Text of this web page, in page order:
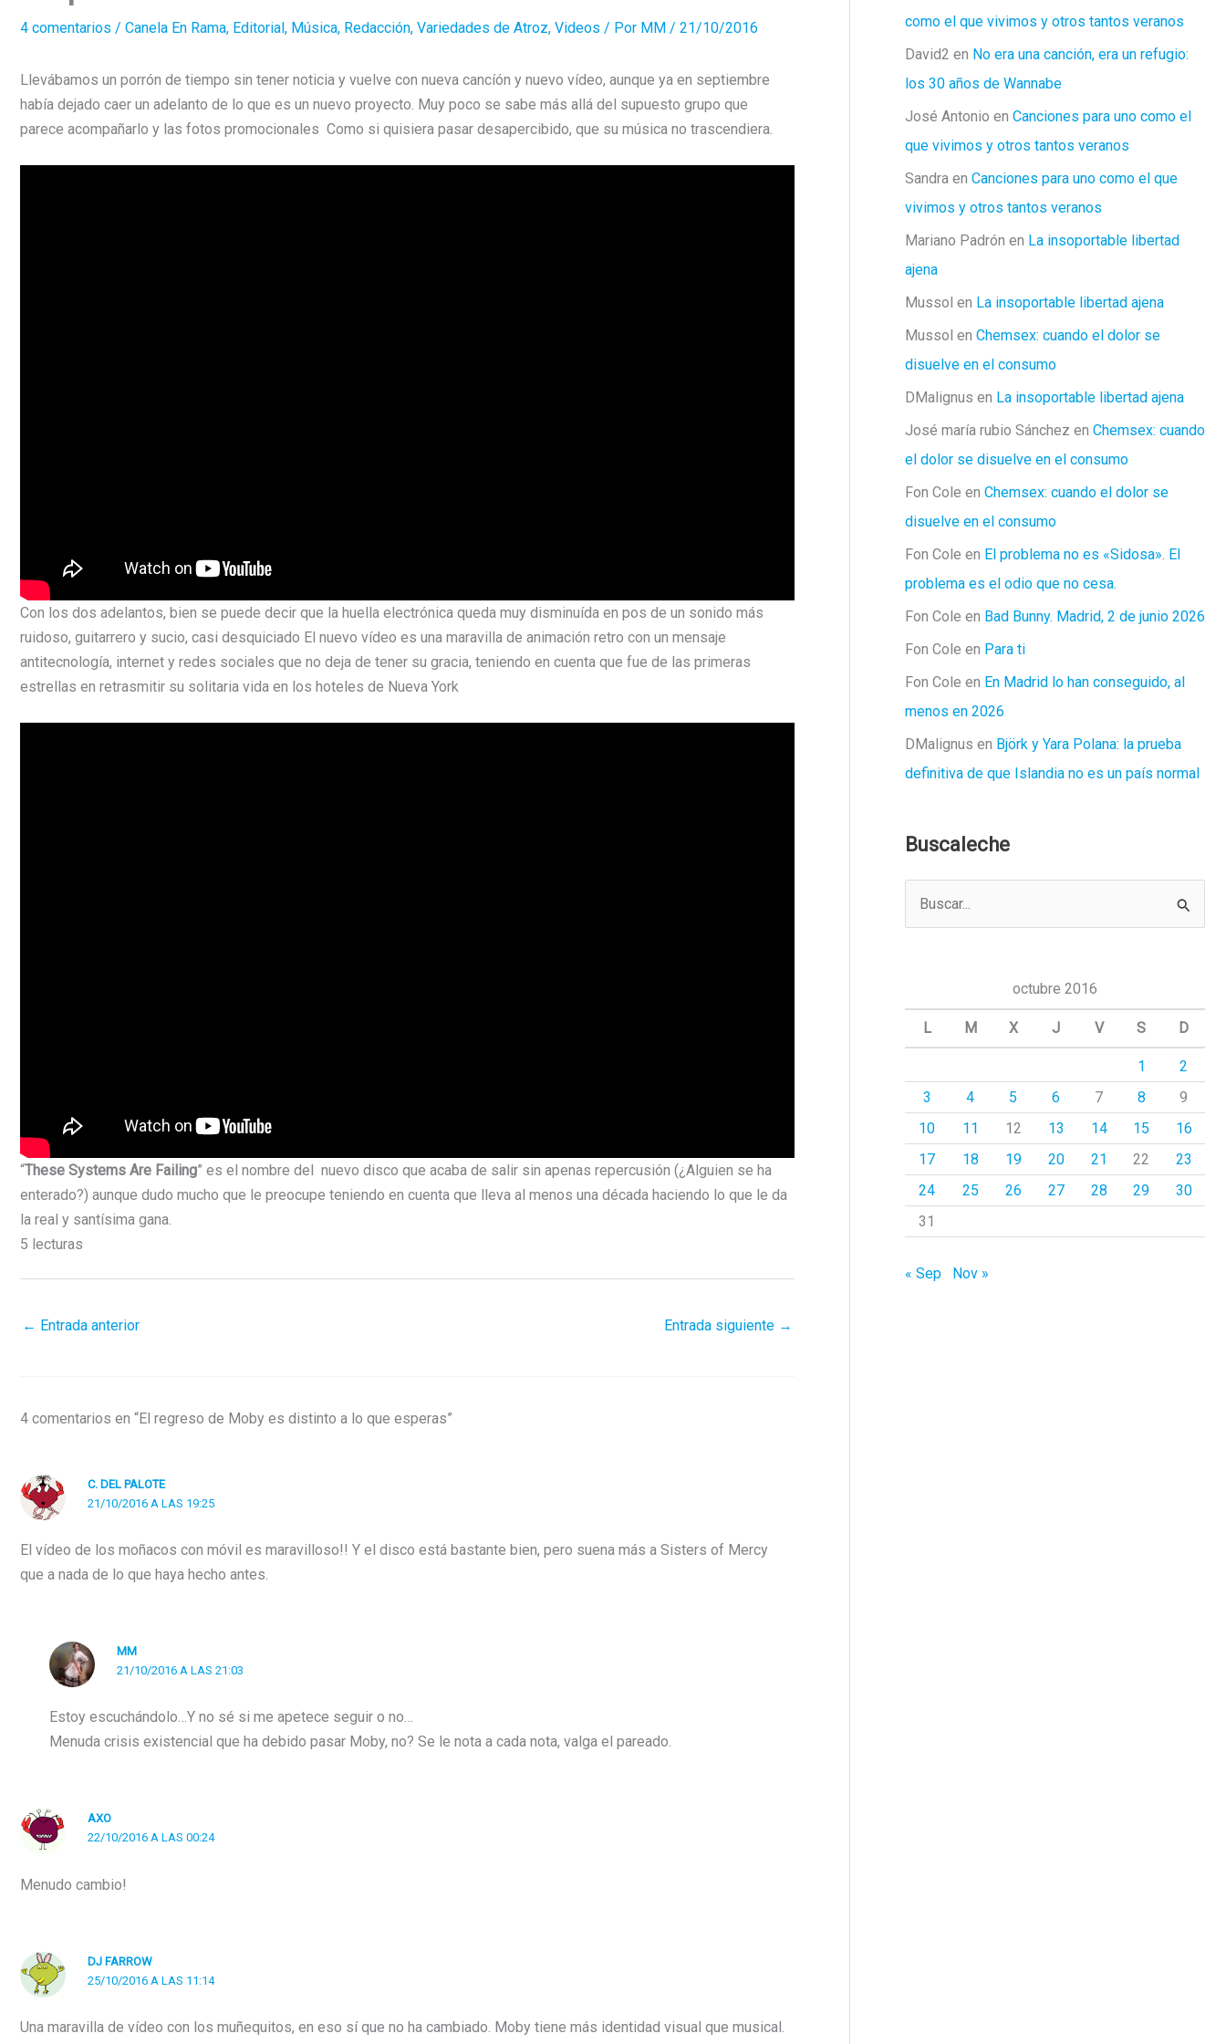
4 comentarios / Canela En Rama, Editorial, Música, Redacción, Variedades de Atroz, Videos / Por MM / 21/10/2016
Llevábamos un porrón de tiempo sin tener noticia y vuelve con nueva cancíón y nuevo vídeo, aunque ya en septiembre
había dejado caer un adelanto de lo que es un nuevo proyecto. Muy poco se sabe más allá del supuesto grupo que
parece acompañarlo y las fotos promocionales Como si quisiera pasar desapercibido, que su música no trascendiera.
Con los dos adelantos, bien se puede decir que la huella electrónica queda muy disminuída en pos de un sonido más
ruidoso, guitarrero y sucio, casi desquiciado El nuevo vídeo es una maravilla de animación retro con un mensaje
antitecnología, internet y redes sociales que no deja de tener su gracia, teniendo en cuenta que fue de las primeras
estrellas en retrasmitir su solitaria vida en los hoteles de Nueva York
“These Systems Are Failing” es el nombre del nuevo disco que acaba de salir sin apenas repercusión (¿Alguien se ha
enterado?) aunque dudo mucho que le preocupe teniendo en cuenta que lleva al menos una década haciendo lo que le da
la real y santísima gana.
5 lecturas
← Entrada anterior Entrada siguiente →
4 comentarios en “El regreso de Moby es distinto a lo que esperas”
C. DEL PALOTE
21/10/2016 A LAS 19:25
El vídeo de los moñacos con móvil es maravilloso!! Y el disco está bastante bien, pero suena más a Sisters of Mercy
que a nada de lo que haya hecho antes.
MM
21/10/2016 A LAS 21:03
Estoy escuchándolo…Y no sé si me apetece seguir o no…
Menuda crisis existencial que ha debido pasar Moby, no? Se le nota a cada nota, valga el pareado.
AXO
22/10/2016 A LAS 00:24
Menudo cambio!
DJ FARROW
25/10/2016 A LAS 11:14
Una maravilla de vídeo con los muñequitos, en eso sí que no ha cambiado. Moby tiene más identidad visual que musical.
como el que vivimos y otros tantos veranos
David2 en No era una canción, era un refugio:
los 30 años de Wannabe
José Antonio en Canciones para uno como el
que vivimos y otros tantos veranos
Sandra en Canciones para uno como el que
vivimos y otros tantos veranos
Mariano Padrón en La insoportable libertad
ajena
Mussol en La insoportable libertad ajena
Mussol en Chemsex: cuando el dolor se
disuelve en el consumo
DMalignus en La insoportable libertad ajena
José maría rubio Sánchez en Chemsex: cuando
el dolor se disuelve en el consumo
Fon Cole en Chemsex: cuando el dolor se
disuelve en el consumo
Fon Cole en El problema no es «Sidosa». El
problema es el odio que no cesa.
Fon Cole en Bad Bunny. Madrid, 2 de junio 2026
Fon Cole en Para ti
Fon Cole en En Madrid lo han conseguido, al
menos en 2026
DMalignus en Björk y Yara Polana: la prueba
definitiva de que Islandia no es un país normal
Buscaleche
a
octubre 2016
L M X J V S D
1
2
3
4 5 6 7 8
9
10
11 12 13 14 15
16
17
18 19 20 21 22
23
24
25 26 27 28 29
30
31
« Sep Nov »